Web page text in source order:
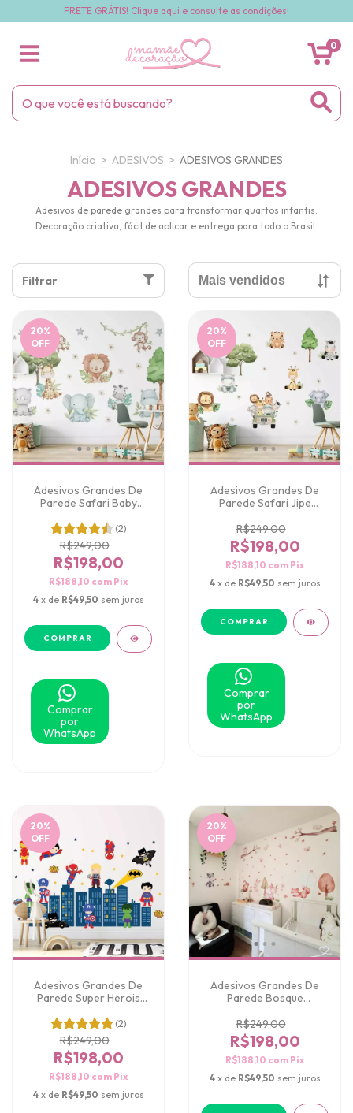
FRETE GRÁTIS! Clique aqui e consulte as condições!
0
Início > ADESIVOS > ADESIVOS GRANDES
ADESIVOS GRANDES
Adesivos de parede grandes para transformar quartos infantis.
Decoração criativa, fácil de aplicar e entrega para todo o Brasil.
Filtrar
20%
OFF
Adesivos Grandes De
Parede Safari Baby
(2)
R$249,00
R$198,00
R$188,10 com Pix
4 x de R$49,50 sem juros
Comprar
por
WhatsApp
20%
OFF
Adesivos Grandes De
Parede Safari Jipe
R$249,00
R$198,00
R$188,10 com Pix
4 x de R$49,50 sem juros
Comprar
por
WhatsApp
20%
OFF
Adesivos Grandes De
Parede Super Herois
(2)
R$249,00
R$198,00
R$188,10 com Pix
4 x de R$49,50 sem juros
20%
OFF
Adesivos Grandes De
Parede Bosque
R$249,00
R$198,00
R$188,10 com Pix
4 x de R$49,50 sem juros